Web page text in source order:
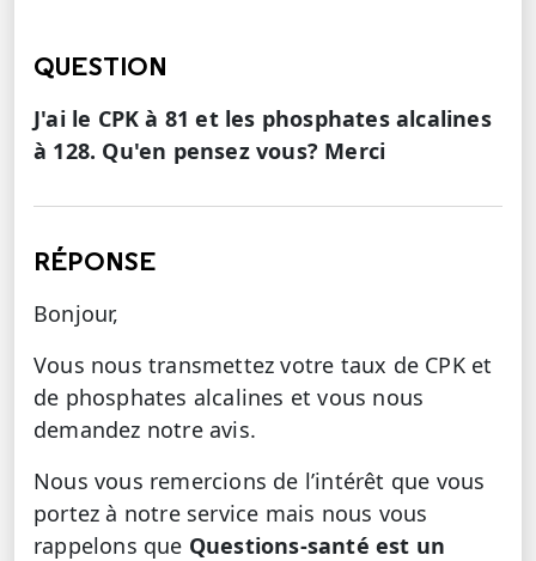
QUESTION
J'ai le CPK à 81 et les phosphates alcalines
à 128. Qu'en pensez vous? Merci
RÉPONSE
Bonjour,
Vous nous transmettez votre taux de CPK et
de phosphates alcalines et vous nous
demandez notre avis.
Nous vous remercions de l’intérêt que vous
portez à notre service mais nous vous
rappelons que Questions-santé est un